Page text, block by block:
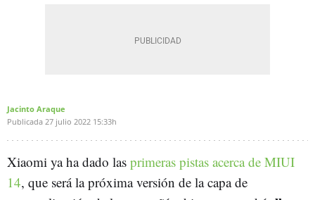
Jacinto Araque
Publicada 27 julio 2022 15:33h
Xiaomi ya ha dado las primeras pistas acerca de MIUI
14, que será la próxima versión de la capa de